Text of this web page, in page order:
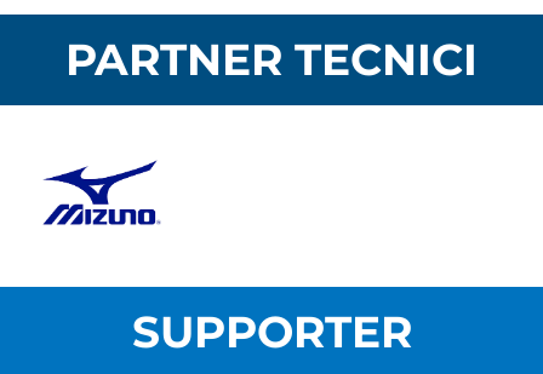
PARTNER TECNICI
SUPPORTER